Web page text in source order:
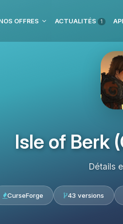
OFFRES ACTUALITÉS 1 API
Isle of Berk
Détails
CurseForge 43 versions